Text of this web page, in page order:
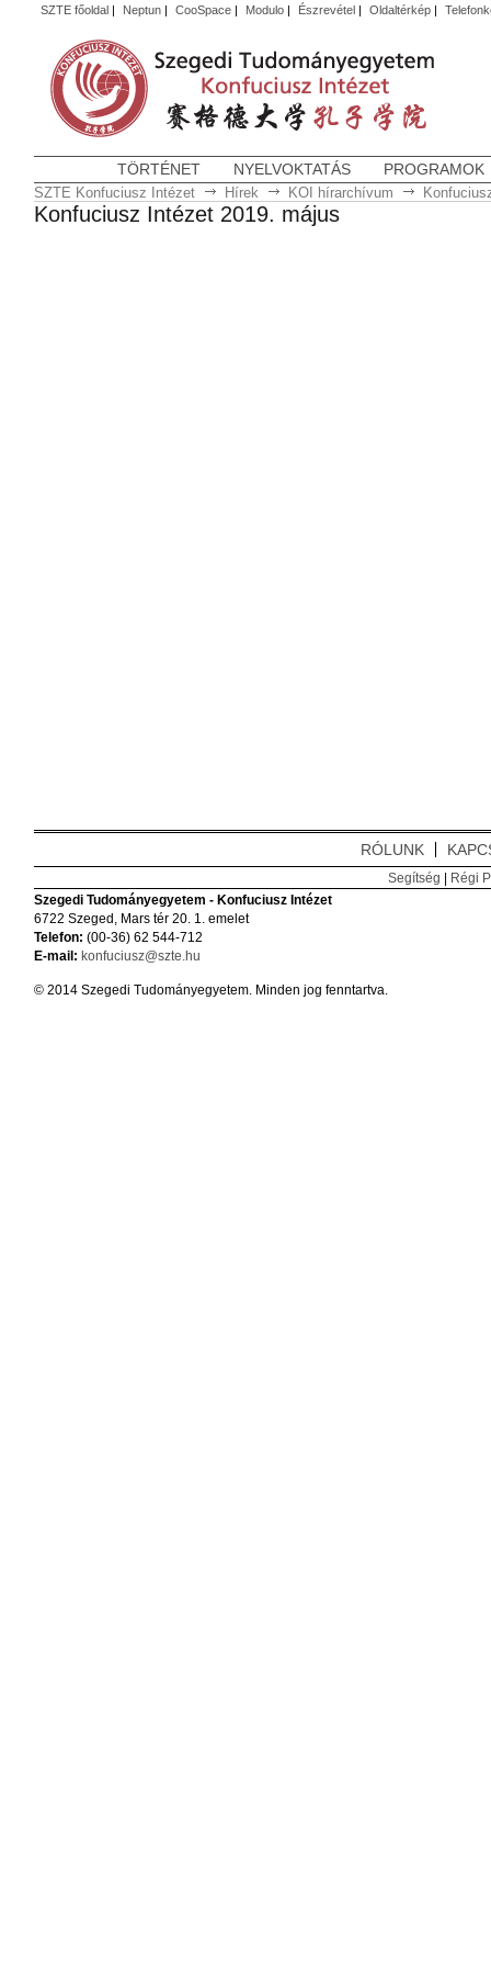
SZTE főoldal| Neptun| CooSpace| Modulo| Észrevétel| Oldaltérkép|
TÖRTÉNET NYELVOKTATÁS PROGRAMOK
SZTE Konfuciusz Intézet Hírek KOI hírarchívum
Konfuciusz Intézet 2019. május
RÓLUNK
Segítség | Régi
Szegedi Tudományegyetem - Konfuciusz Intézet
6722 Szeged, Mars tér 20. 1. emelet
Telefon: (00-36) 62 544-712
E-mail: konfuciusz@szte.hu
© 2014 Szegedi Tudományegyetem. Minden jog fenntartva.